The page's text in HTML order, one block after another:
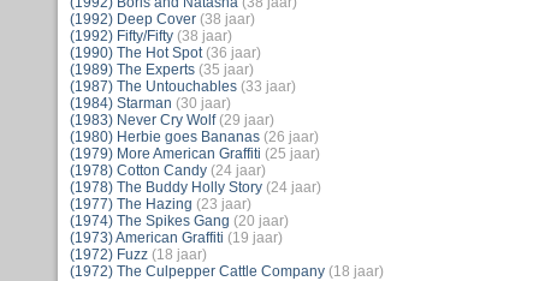
(1992) Deep Cover (38 jaar)
(1992) Fifty/Fifty (38 jaar)
(1990) The Hot Spot (36 jaar)
(1989) The Experts (35 jaar)
(1987) The Untouchables (33 jaar)
(1984) Starman (30 jaar)
(1983) Never Cry Wolf (29 jaar)
(1980) Herbie goes Bananas (26 jaar)
(1979) More American Graffiti (25 jaar)
(1978) Cotton Candy (24 jaar)
(1978) The Buddy Holly Story (24 jaar)
(1977) The Hazing (23 jaar)
(1974) The Spikes Gang (20 jaar)
(1973) American Graffiti (19 jaar)
(1972) Fuzz (18 jaar)
(1972) The Culpepper Cattle Company (18 jaar)